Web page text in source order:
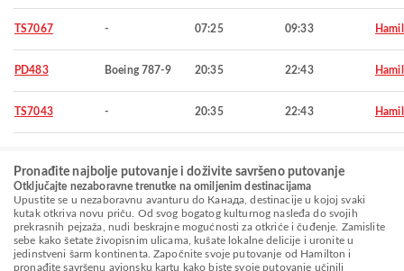
TS7067 - 07:25 09:33
PD483 Boeing 787-9 20:35 22:43
TS7043 - 20:35 22:43
Pronađite najbolje putovanje i doživite savršeno putovanje
Otključajte nezaboravne trenutke na omiljenim destinacijama
Upustite se u nezaboravnu avanturu do Канада, destinacije u kojoj svaki
kutak otkriva novu priču. Od svog bogatog kulturnog nasleđa do svojih
prekrasnih pejzaža, nudi beskrajne mogućnosti za otkriće i čuđenje. Zamislite
sebe kako šetate živopisnim ulicama, kušate lokalne delicije i uronite u
jedinstveni šarm kontinenta. Započnite svoje putovanje od Hamilton i
pronađite savršenu avionsku kartu kako biste svoje putovanje učinili